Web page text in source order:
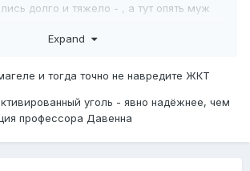
долго и тяжело - , а тут опять муж
Думаю на себе попробовать... или как
хлебный мякиш? При проблемах с
как-то вряд ли удачная идея.
желудок, надеюсь.
Expand
и тогда точно не навредите ЖКТ
уголь - явно надёжнее, чем
профессора Давенна